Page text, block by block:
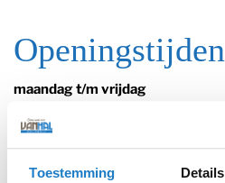
Toestemming Details
Openingstijden
maandag t/m vrijdag
8:00 – 12:15 & 12:45 – 17:00 uur
Of op afspraak
KvK: 55147968